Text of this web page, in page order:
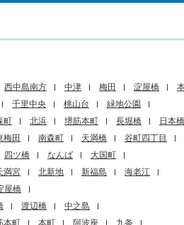
西中島南方 中津 梅田 淀屋橋
千里中央 桃山台
緑地公園
町 北浜 堺筋本町 長堀橋 日本橋
梅田 南森町 天満橋 谷町四丁目
四ツ橋 なんば
大国町
満宮 北新地 新福島
海老江
屋橋
渡辺橋
中之島